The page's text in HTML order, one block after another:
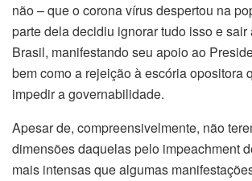
não – que o corona vírus despertou na
parte dela decidiu ignorar tudo isso e sair
Brasil, manifestando seu apoio ao
bem como a rejeição à escória opositora
impedir a governabilidade.
Apesar de, compreensivelmente, não
dimensões daquelas pelo impeachment
mais intensas que algumas